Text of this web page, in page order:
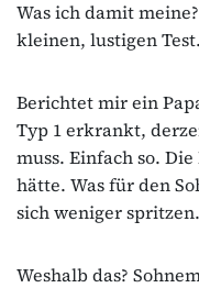
Was ich damit
kleinen, lustigen
Berichtet mir ein
Typ 1 erkrankt,
muss. Einfach so.
hätte. Was für den
sich weniger
Weshalb das?